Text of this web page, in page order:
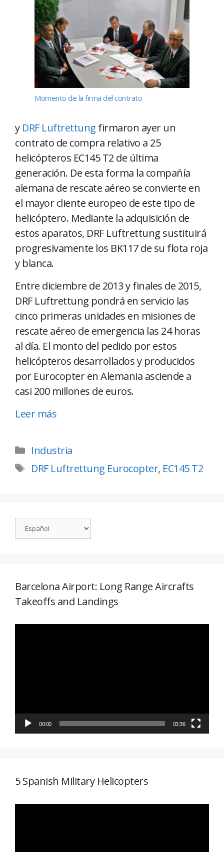
Momento de la firma del contrato
y DRF Luftrettung firmaron ayer un
contrato de compra relativo a 25
helicópteros EC145 T2 de última
generación. De esta forma la compañía
alemana de rescate aéreo se convierte en
el mayor cliente europeo de este tipo de
helicóptero. Mediante la adquisición de
estos aparatos, DRF Luftrettung sustituirá
progresivamente los BK117 de su flota roja
y blanca.
Entre diciembre de 2013 y finales de 2015,
DRF Luftrettung pondrá en servicio las
cinco primeras unidades en misiones de
rescate aéreo de emergencia las 24 horas
al día. El monto del pedido por estos
helicópteros desarrollados y producidos
por Eurocopter en Alemania asciende a
casi 200 millones de euros.
Leer más
Industria
DRF Luftrettung Eurocopter, EC145 T2
Barcelona Airport: Long Range Aircrafts
Takeoffs and Landings
00:00 03:36
5 Spanish Military Helicopters